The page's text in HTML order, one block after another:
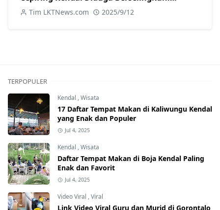
Kronologi, Pengakuan, hingga Sanksi
Tim LKTNews.com 2025/9/12
TERPOPULER
Kendal ,Wisata
17 Daftar Tempat Makan di Kaliwungu Kendal
yang Enak dan Populer
Jul 4, 2025
Kendal ,Wisata
Daftar Tempat Makan di Boja Kendal Paling
Enak dan Favorit
Jul 4, 2025
Video Viral ,Viral
Link Video Viral Guru dan Murid di Gorontalo